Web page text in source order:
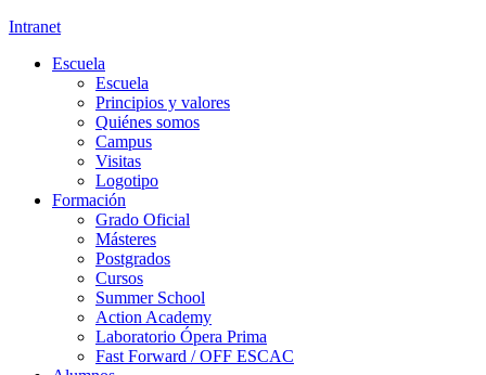
Intranet
Escuela
Escuela
Principios y valores
Quiénes somos
Campus
Visitas
Logotipo
Formación
Grado Oficial
Másteres
Postgrados
Cursos
Summer School
Action Academy
Laboratorio Ópera Prima
Fast Forward / OFF ESCAC